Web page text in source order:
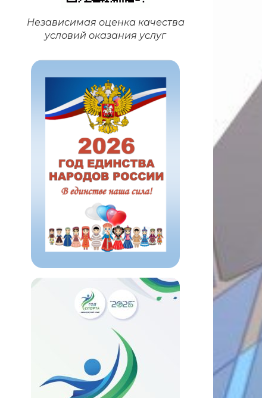
Независимая оценка качества
условий оказания услуг